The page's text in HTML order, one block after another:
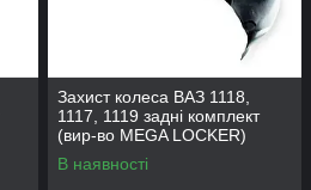
Захист колеса ВАЗ 1118,
1117, 1119 задні комплект
(вир-во MEGA LOCKER)
В наявності